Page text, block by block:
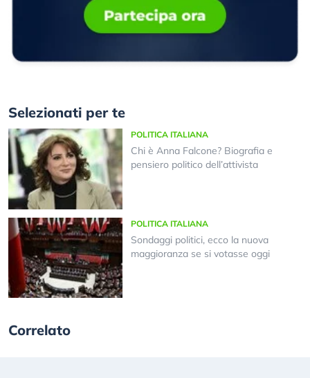
Selezionati per te
POLITICA ITALIANA
Chi è Anna Falcone? Biografia e
pensiero politico dell’attivista
POLITICA ITALIANA
Sondaggi politici, ecco la nuova
maggioranza se si votasse oggi
Correlato